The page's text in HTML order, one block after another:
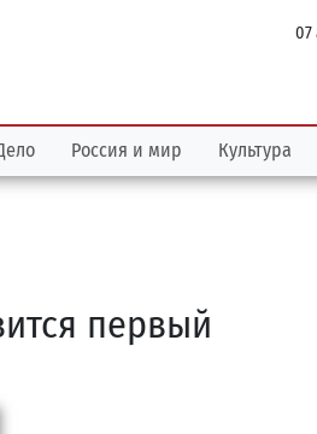
07
Россия и мир Культура
первый